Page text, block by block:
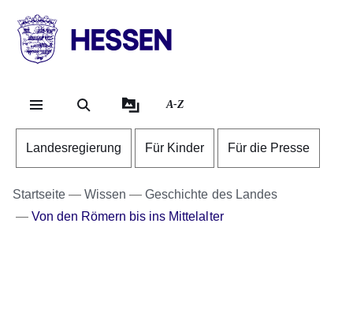
HESSEN
Landesregierung
A-Z
Landesregierung Für Kinder Für die Presse
Startseite Wissen
Geschichte des Landes
Von den Römern bis ins Mittelalter